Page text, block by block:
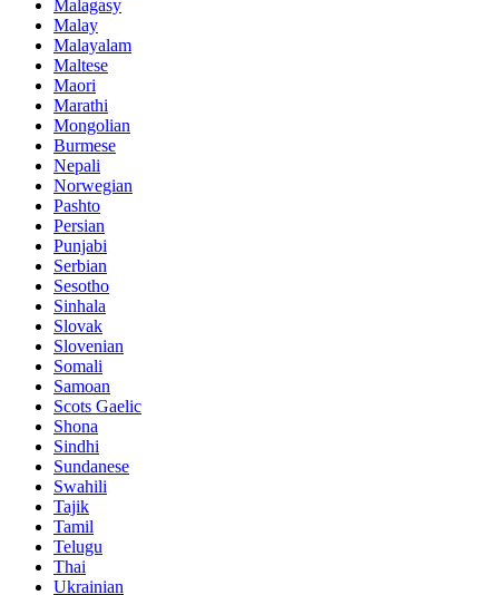
Malagasy
Malay
Malayalam
Maltese
Maori
Marathi
Mongolian
Burmese
Nepali
Norwegian
Pashto
Persian
Punjabi
Serbian
Sesotho
Sinhala
Slovak
Slovenian
Somali
Samoan
Scots Gaelic
Shona
Sindhi
Sundanese
Swahili
Tajik
Tamil
Telugu
Thai
Ukrainian